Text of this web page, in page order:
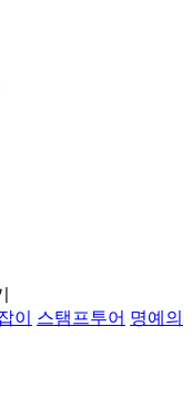
이 스탬프투어 명예의